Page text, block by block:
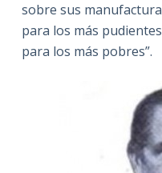
sobre sus
para los más
para los más pobres”.